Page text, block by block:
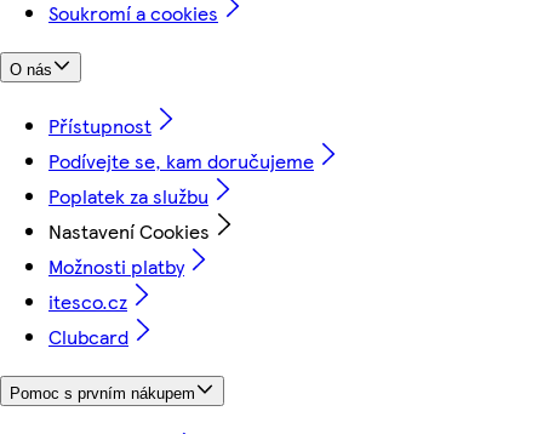
Soukromí a cookies
O nás
Přístupnost
Podívejte se, kam doručujeme
Poplatek za službu
Nastavení Cookies
Možnosti platby
itesco.cz
Clubcard
Pomoc s prvním nákupem